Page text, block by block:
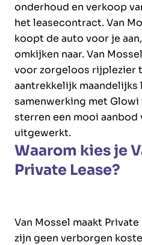
onderhoud en verkoop
het leasecontract. Van
koopt de auto voor je
omkijken naar. Van
voor zorgeloos rijplezier
aantrekkelijk maandelijks
samenwerking met
sterren een mooi aanbod
uitgewerkt.
Waarom kies je
Private Lease?
Van Mossel maakt
zijn geen verborgen